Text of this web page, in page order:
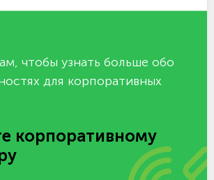
чтобы узнать больше обо
для корпоративных
корпоративному